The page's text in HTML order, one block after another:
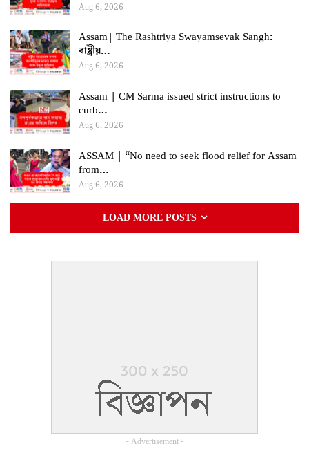
Aug 6, 2026
Assam| The Rashtriya Swayamsevak Sangh:
ৰাষ্ট্ৰীয়…
Aug 6, 2026
Assam | CM Sarma issued strict instructions to
curb…
Aug 6, 2026
ASSAM | “No need to seek flood relief for Assam
from…
Aug 6, 2026
LOAD MORE POSTS
- Advertisement -